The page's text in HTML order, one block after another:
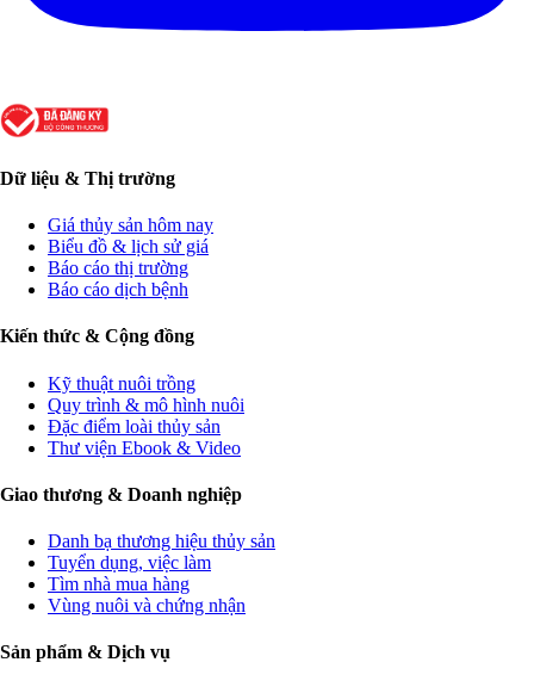
Dữ liệu & Thị trường
Giá thủy sản hôm nay
Biểu đồ & lịch sử giá
Báo cáo thị trường
Báo cáo dịch bệnh
Kiến thức & Cộng đồng
Kỹ thuật nuôi trồng
Quy trình & mô hình nuôi
Đặc điểm loài thủy sản
Thư viện Ebook & Video
Giao thương & Doanh nghiệp
Danh bạ thương hiệu thủy sản
Tuyển dụng, việc làm
Tìm nhà mua hàng
Vùng nuôi và chứng nhận
Sản phẩm & Dịch vụ